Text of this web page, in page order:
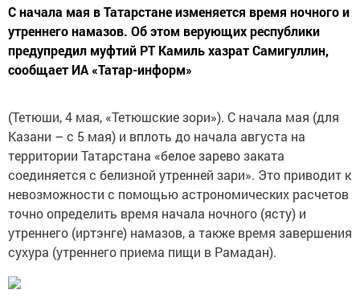
С начала мая в Татарстане изменяется время ночного и
утреннего намазов. Об этом верующих республики
предупредил муфтий РТ Камиль хазрат Самигуллин,
сообщает ИА «Татар-информ»
(Тетюши, 4 мая, «Тетюшские зори»). С начала мая (для
Казани – с 5 мая) и вплоть до начала августа на
территории Татарстана «белое зарево заката
соединяется с белизной утренней зари». Это приводит к
невозможности с помощью астрономических расчетов
точно определить время начала ночного (ясту) и
утреннего (иртэнге) намазов, а также время завершения
сухура (утреннего приема пищи в Рамадан).